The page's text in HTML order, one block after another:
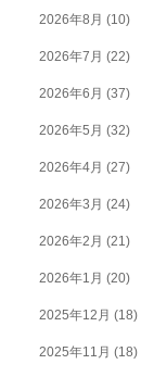
2026年8月 (10)
2026年7月 (22)
2026年6月 (37)
2026年5月 (32)
2026年4月 (27)
2026年3月 (24)
2026年2月 (21)
2026年1月 (20)
2025年12月 (18)
2025年11月 (18)